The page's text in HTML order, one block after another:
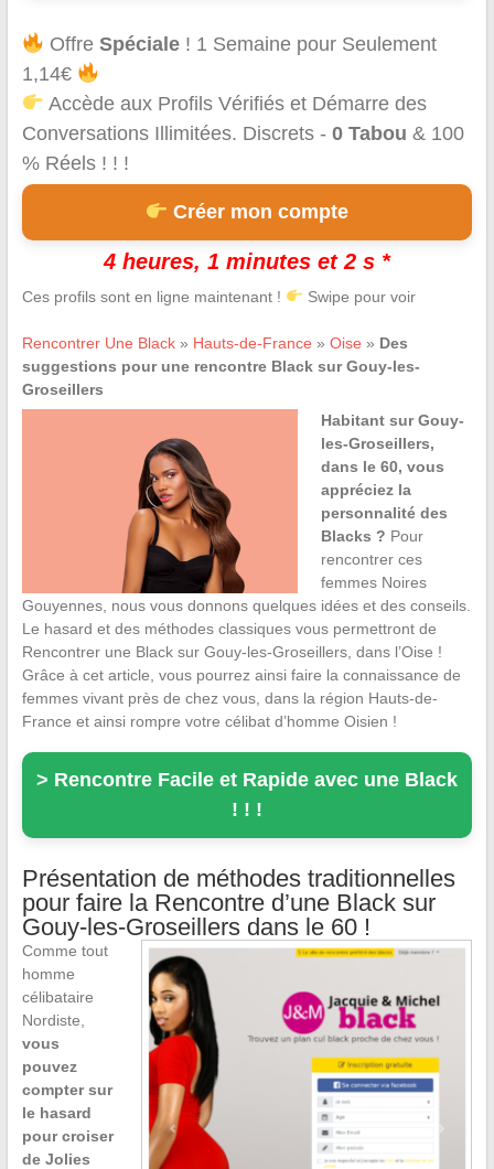
OffreSpéciale ! 1 Semaine pour Seulement
1,14€
Accède aux Profils Vérifiés et Démarre des
Conversations Illimitées. Discrets - 0 Tabou & 100
% Réels ! ! !
Créer mon compte
4 heures, 1 minutes et 2 s *
Ces profils sont en ligne maintenant ! Swipe pour voir
Rencontrer Une Black» Hauts-de-France » Oise » Des
suggestions pour une rencontre Black sur Gouy-les-
Groseillers
Habitant sur Gouy-
les-Groseillers,
dans le 60, vous
appréciez la
personnalité des
Blacks ? Pour
rencontrer ces
femmes Noires
Gouyennes, nous vous donnons quelques idées et des conseils.
Le hasard et des méthodes classiques vous permettront de
Rencontrer une Black sur Gouy-les-Groseillers, dans l’Oise !
Grâce à cet article, vous pourrez ainsi faire la connaissance de
femmes vivant près de chez vous, dans la région Hauts-de-
France et ainsi rompre votre célibat d’homme Oisien !
> Rencontre Facile et Rapide avec une Black
! ! !
Présentation de méthodes traditionnelles
pour faire la Rencontre d’une Black sur
Gouy-les-Groseillers dans le 60 !
Comme tout
homme
célibataire
Nordiste,
vous
pouvez
compter sur
le hasard
pour croiser
de Jolies